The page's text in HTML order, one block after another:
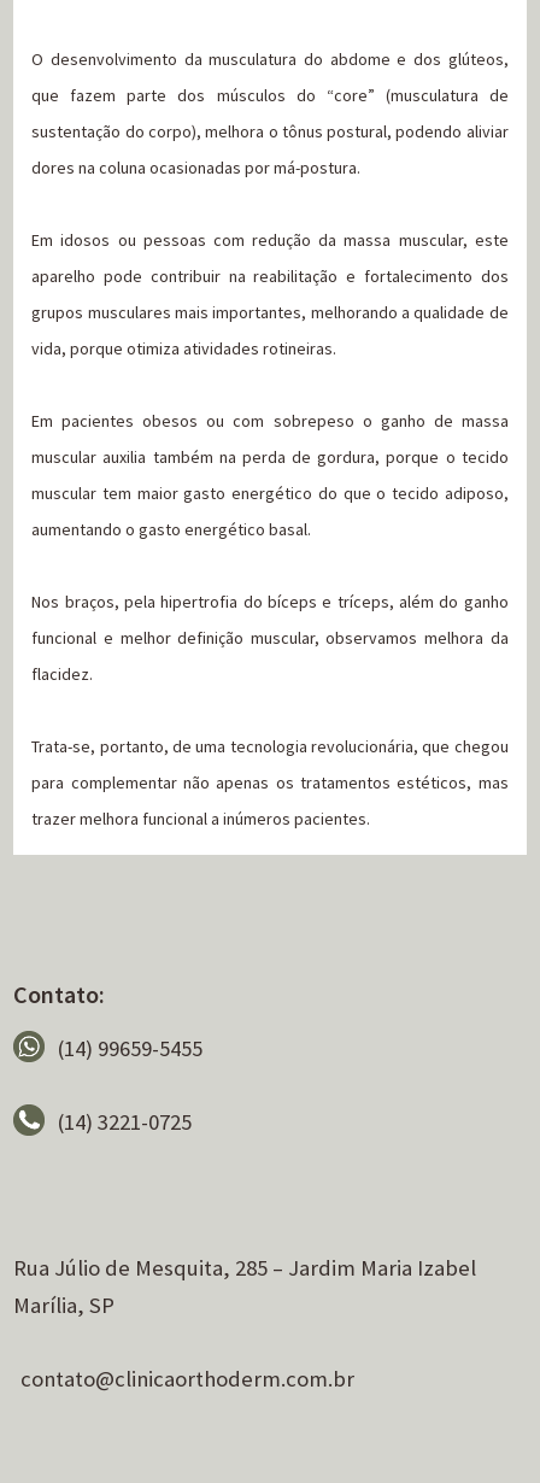
O desenvolvimento da musculatura do abdome e dos glúteos,
que fazem parte dos músculos do “core” (musculatura de
sustentação do corpo), melhora o tônus postural, podendo aliviar
dores na coluna ocasionadas por má-postura.
Em idosos ou pessoas com redução da massa muscular, este
aparelho pode contribuir na reabilitação e fortalecimento dos
grupos musculares mais importantes, melhorando a qualidade de
vida, porque otimiza atividades rotineiras.
Em pacientes obesos ou com sobrepeso o ganho de massa
muscular auxilia também na perda de gordura, porque o tecido
muscular tem maior gasto energético do que o tecido adiposo,
aumentando o gasto energético basal.
Nos braços, pela hipertrofia do bíceps e tríceps, além do ganho
funcional e melhor definição muscular, observamos melhora da
flacidez.
Trata-se, portanto, de uma tecnologia revolucionária, que chegou
para complementar não apenas os tratamentos estéticos, mas
trazer melhora funcional a inúmeros pacientes.
Contato:
(14) 99659-5455
(14) 3221-0725
Rua Júlio de Mesquita, 285 – Jardim Maria Izabel
Marília, SP
contato@clinicaorthoderm.com.br